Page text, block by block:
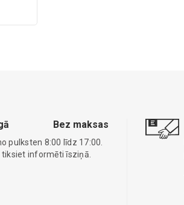
Bez maksas
pulksten 8:00 līdz 17:00.
informēti īsziņā.